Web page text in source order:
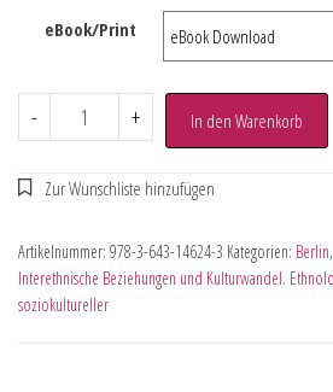
eBook/Print
- + In den Warenkorb
Artikelnummer: 978-3-643-14624-3 Kategorien: Berlin,
Interethnische Beziehungen und Kulturwandel.
soziokultureller